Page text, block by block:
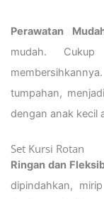
Perawatan
mudah.
tumpahan,
dengan anak kecil
Set Kursi Rotan
Ringan dan
dipindahkan,